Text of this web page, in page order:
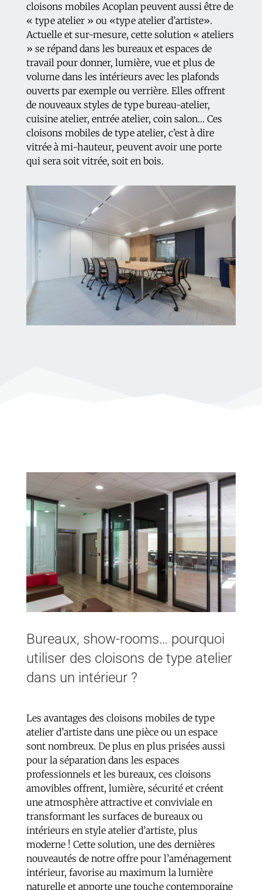
cloisons mobiles Acoplan peuvent aussi être de
« type atelier » ou «type atelier d’artiste».
Actuelle et sur-mesure, cette solution « ateliers
» se répand dans les bureaux et espaces de
travail pour donner, lumière, vue et plus de
volume dans les intérieurs avec les plafonds
ouverts par exemple ou verrière. Elles offrent
de nouveaux styles de type bureau-atelier,
cuisine atelier, entrée atelier, coin salon… Ces
cloisons mobiles de type atelier, c’est à dire
vitrée à mi-hauteur, peuvent avoir une porte
qui sera soit vitrée, soit en bois.
Bureaux, show-rooms… pourquoi
utiliser des cloisons de type atelier
dans un intérieur ?
Les avantages des cloisons mobiles de type
atelier d’artiste dans une pièce ou un espace
sont nombreux. De plus en plus prisées aussi
pour la séparation dans les espaces
professionnels et les bureaux, ces cloisons
amovibles offrent, lumière, sécurité et créent
une atmosphère attractive et conviviale en
transformant les surfaces de bureaux ou
intérieurs en style atelier d’artiste, plus
moderne ! Cette solution, une des dernières
nouveautés de notre offre pour l’aménagement
intérieur, favorise au maximum la lumière
naturelle et apporte une touche contemporaine